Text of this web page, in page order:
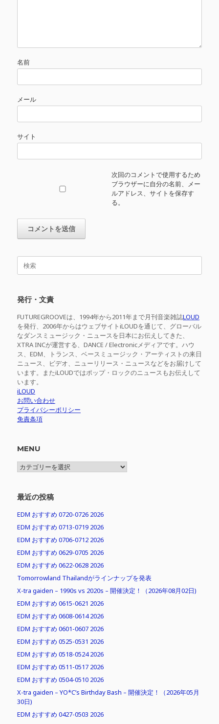
名前
メール
サイト
次回のコメントで使用するため
ブラウザーに自分の名前、メー
ルアドレス、サイトを保存す
る。
検
発行・文責
FUTUREGROOVEは、1994年から2011年まで月刊音楽雑誌LOUD
を発行、2006年からはウェブサイトiLOUDを通じて、グローバル
なダンスミュージック・ニュースを日本にお伝えしてきた、
XTRA INCが運営する、DANCE / Electronicメディアです。ハウ
ス、EDM、トランス、ベースミュージック・アーティストの来日
ニュース、ビデオ、ニューリリース・ニュースなどをお届けして
います。またiLOUDではポップ・ロックのニュースもお伝えして
います。
iLOUD
お問い合わせ
プライバシーポリシー
免責条項
MENU
MENU
最近の投稿
EDM おすすめ 0720-0726 2026
EDM おすすめ 0713-0719 2026
EDM おすすめ 0706-0712 2026
EDM おすすめ 0629-0705 2026
EDM おすすめ 0622-0628 2026
Tomorrowland Thailandがラインナップを発表
X-tra gaiden – 1990s vs 2020s – 開催決定！（2026年08月02日)
EDM おすすめ 0615-0621 2026
EDM おすすめ 0608-0614 2026
EDM おすすめ 0601-0607 2026
EDM おすすめ 0525-0531 2026
EDM おすすめ 0518-0524 2026
EDM おすすめ 0511-0517 2026
EDM おすすめ 0504-0510 2026
X-tra gaiden – YO*C’s Birthday Bash – 開催決定！（2026年05月
30日)
EDM おすすめ 0427-0503 2026